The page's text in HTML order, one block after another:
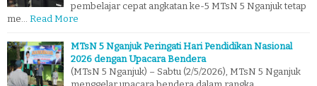
pembelajar cepat angkatan ke-5 MTsN 5 Nganjuk tetap
me… Read More
MTsN 5 Nganjuk Peringati Hari Pendidikan Nasional
2026 dengan Upacara Bendera
(MTsN 5 Nganjuk) – Sabtu (2/5/2026), MTsN 5 Nganjuk